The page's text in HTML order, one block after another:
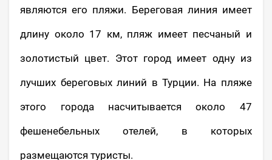
являются его пляжи. Береговая линия имеет
длину около 17 км, пляж имеет песчаный и
золотистый цвет. Этот город имеет одну из
лучших береговых линий в Турции. На пляже
этого города насчитывается около 47
фешенебельных отелей, в которых
размещаются туристы.